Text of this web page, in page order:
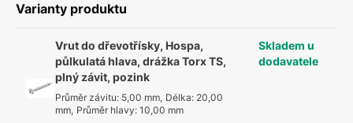
Varianty produktu
Vrut do dřevotřísky, Hospa,
půlkulatá hlava, drážka Torx TS,
plný závit, pozink
Průměr závitu: 5,00 mm, Délka: 20,00
mm, Průměr hlavy:10,00 mm
Skladem u
dodavatele